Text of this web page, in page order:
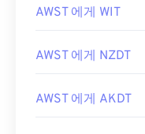
AWST 에게 WIT
AWST 에게 NZDT
AWST 에게 AKDT